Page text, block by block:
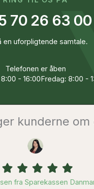
70 26 63 00
en uforpligtende samtale.
Telefonen er åben
- 16:00Fredag: 8:00 -
kunderne om
Filled
star
Filled
star
Filled
star
Filled
star
Filled
star
fra Sparekassen